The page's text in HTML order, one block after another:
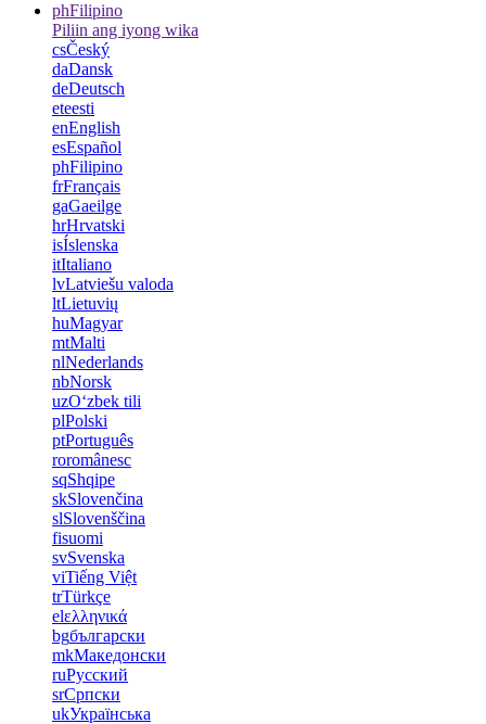
phFilipino
Piliin ang iyong wika
csČeský
daDansk
deDeutsch
eteesti
enEnglish
esEspañol
phFilipino
frFrançais
gaGaeilge
hrHrvatski
isÍslenska
itItaliano
lvLatviešu valoda
ltLietuvių
huMagyar
mtMalti
nlNederlands
nbNorsk
uzOʻzbek tili
plPolski
ptPortuguês
roromânesc
sqShqipe
skSlovenčina
slSlovenščina
fisuomi
svSvenska
viTiếng Việt
trTürkçe
elελληνικά
bgбългарски
mkМакедонски
ruРусский
srСрпски
ukУкраїнська